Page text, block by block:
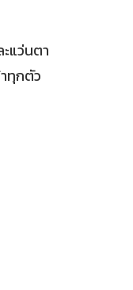
แว่นตา
ทุกตัว